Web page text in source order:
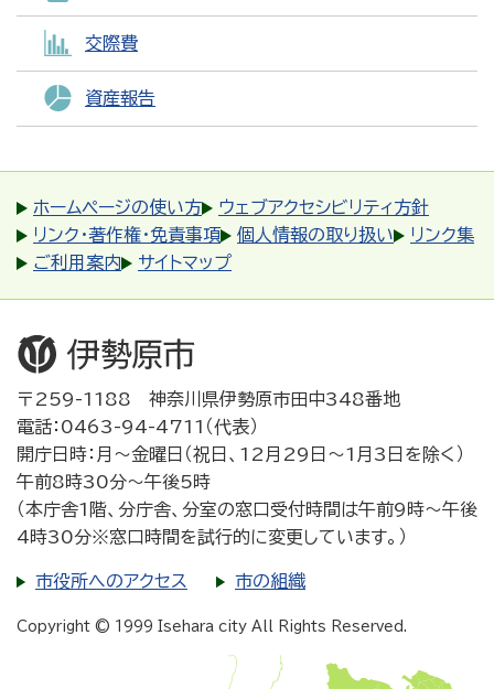
交際費
資産報告
ホームページの使い方
ウェブアクセシビリティ方針
リンク・著作権・免責事項
個人情報の取り扱い
リンク集
ご利用案内
サイトマップ
〒259-1188 神奈川県伊勢原市田中348番地
電話：0463-94-4711（代表）
開庁日時：月～金曜日（祝日、12月29日～1月3日を除く）
午前8時30分～午後5時
（本庁舎1階、分庁舎、分室の窓口受付時間は午前9時～午後
4時30分※窓口時間を試行的に変更しています。）
市役所へのアクセス 市の組織
Copyright © 1999 Isehara city All Rights Reserved.